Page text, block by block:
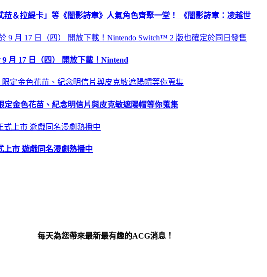
菈＆拉緹卡」等《闇影詩章》人氣角色齊聚一堂！ 《闇影詩章：凌越世
月 17 日（四） 開放下載！Nintend
定金色花苗、紀念明信片與皮克敏遮陽帽等你蒐集
上市 遊戲同名漫劇熱播中
每天為您帶來最新最有趣的ACG消息！